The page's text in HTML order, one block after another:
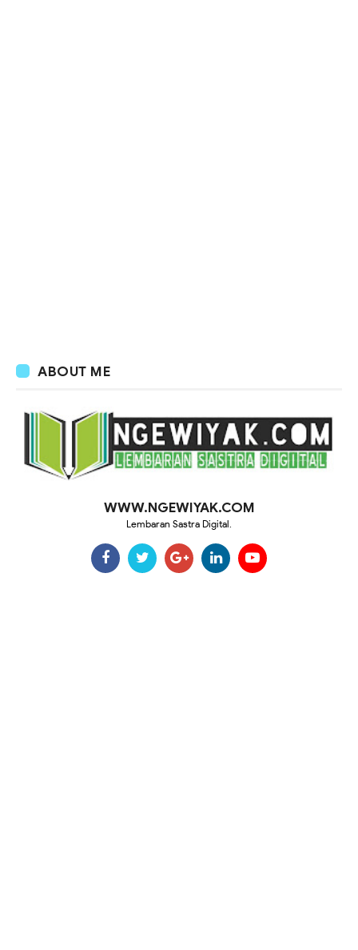
ABOUT ME
WWW.NGEWIYAK.COM
Lembaran Sastra Digital.